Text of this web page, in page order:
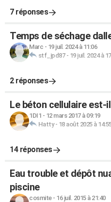
7 réponses
Temps de séchage
Marc - 19 juil. 2024 à 11:06
stf_jpd87- 19 juil. 2024 à
2 réponses
Le béton cellulaire est-
1DI1 - 12 mars 2017 à 09:19
Hatty- 18 août 2025 à
14 réponses
Eau trouble et dépôt
piscine
cosmite- 16 juil. 2015 à 21:40